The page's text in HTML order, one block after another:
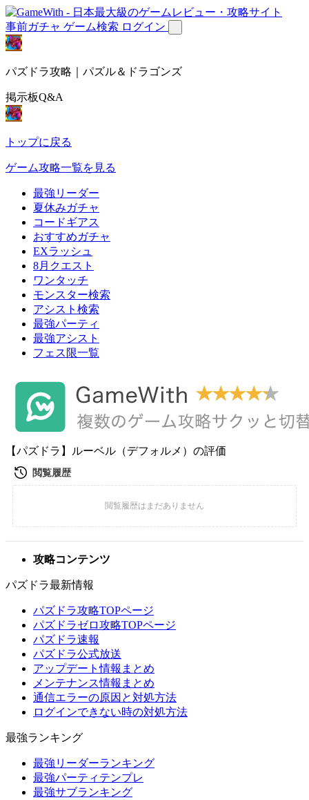
事前ガチャ ゲーム検索 ログイン
パズドラ攻略｜パズル＆ドラゴンズ
掲示板Q&A
トップに戻る
ゲーム攻略一覧を見る
最強リーダー
夏休みガチャ
コードギアス
おすすめガチャ
EXラッシュ
8月クエスト
ワンタッチ
モンスター検索
アシスト検索
最強パーティ
最強アシスト
フェス限一覧
【パズドラ】ルーベル（デフォルメ）の評価
攻略コンテンツ
パズドラ最新情報
パズドラ攻略TOPページ
パズドラゼロ攻略TOPページ
パズドラ速報
パズドラ公式放送
アップデート情報まとめ
メンテナンス情報まとめ
通信エラーの原因と対処方法
ログインできない時の対処方法
最強ランキング
最強リーダーランキング
最強パーティテンプレ
最強サブランキング